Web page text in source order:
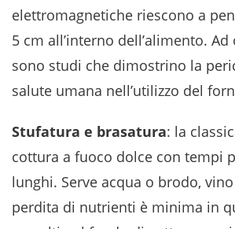
elettromagnetiche riescono a
5 cm all’interno dell’alimento. Ad
sono studi che dimostrino la
salute umana nell’utilizzo del
Stufatura e brasatura: la
cottura a fuoco dolce con tempi
lunghi. Serve acqua o brodo,
perdita di nutrienti è minima in